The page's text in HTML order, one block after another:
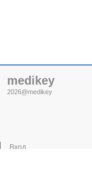
medikey
2026@medikey
Вход